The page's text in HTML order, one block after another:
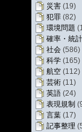
災害 (19)
犯罪 (82)
環境問題
確率・統計
社会 (586)
科学 (165)
航空 (112)
芸術 (11)
英語 (24)
表現規制
言葉 (17)
記事整理